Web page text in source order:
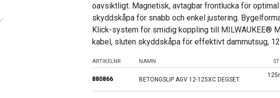
oavsiktligt. Magnetisk, avtagbar frontlucka för
skyddskåpa för snabb och enkel justering.
Klick-system för smidig koppling till MILWAUKEE®
kabel, sluten skyddskåpa för effektivt dammutsug,
ARTIKELNR NAMN
880866 BETONGSLIP AGV 12-125XC DEGSET